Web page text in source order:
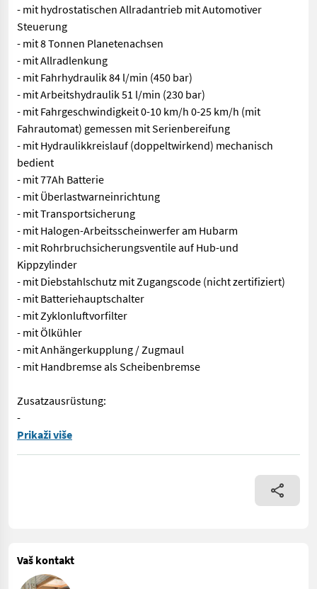
- mit hydrostatischen Allradantrieb mit Automotiver
Steuerung
- mit 8 Tonnen Planetenachsen
- mit Allradlenkung
- mit Fahrhydraulik 84 l/min (450 bar)
- mit Arbeitshydraulik 51 l/min (230 bar)
- mit Fahrgeschwindigkeit 0-10 km/h 0-25 km/h (mit
Fahrautomat) gemessen mit Serienbereifung
- mit Hydraulikkreislauf (doppeltwirkend) mechanisch
bedient
- mit 77Ah Batterie
- mit Überlastwarneinrichtung
- mit Transportsicherung
- mit Halogen-Arbeitsscheinwerfer am Hubarm
- mit Rohrbruchsicherungsventile auf Hub-und
Kippzylinder
- mit Diebstahlschutz mit Zugangscode (nicht zertifiziert)
- mit Batteriehauptschalter
- mit Zyklonluftvorfilter
- mit Ölkühler
- mit Anhängerkupplung / Zugmaul
- mit Handbremse als Scheibenbremse
Zusatzausrüstung:
-
EDV: 73639 Tendo GT5048 - mit Hubhöhe 4,8m - mit
Prikaži više
Vaš kontakt